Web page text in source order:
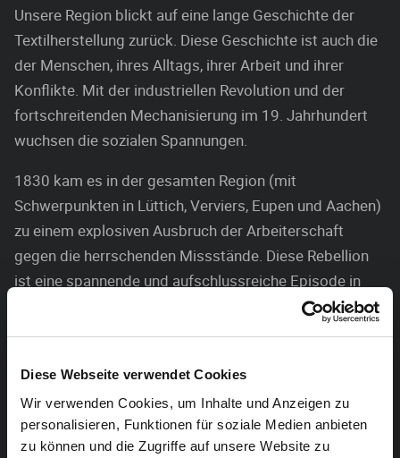
Diese Webseite verwendet Cookies
Wir verwenden Cookies, um Inhalte und Anzeigen zu
personalisieren, Funktionen für soziale Medien anbieten
zu können und die Zugriffe auf unsere Website zu
Unsere Region blickt auf eine lange Geschichte der
Textilherstellung zurück. Diese Geschichte ist auch die
der Menschen, ihres Alltags, ihrer Arbeit und ihrer
Konflikte. Mit der industriellen Revolution und der
fortschreitenden Mechanisierung im 19. Jahrhundert
wuchsen die sozialen Spannungen.
1830 kam es in der gesamten Region (mit
Schwerpunkten in Lüttich, Verviers, Eupen und Aachen)
zu einem explosiven Ausbruch der Arbeiterschaft
gegen die herrschenden Missstände. Diese Rebellion
ist eine spannende und aufschlussreiche Episode in
einer Phase, die durch ihren technologischen und
vergleichbar ist.
Das Aachener Theater K hat die damaligen historischen
Ereignisse kreativ aufgearbeitet und in einem